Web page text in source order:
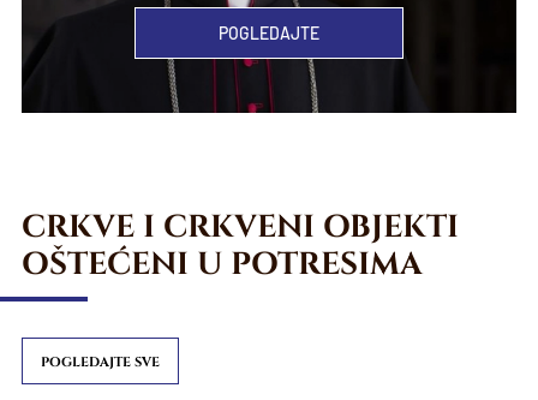
POGLEDAJTE
CRKVE I CRKVENI OBJEKTI
OŠTEĆENI U POTRESIMA
POGLEDAJTE SVE